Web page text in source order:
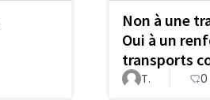
Non à une
Oui à un
transports
T. 0